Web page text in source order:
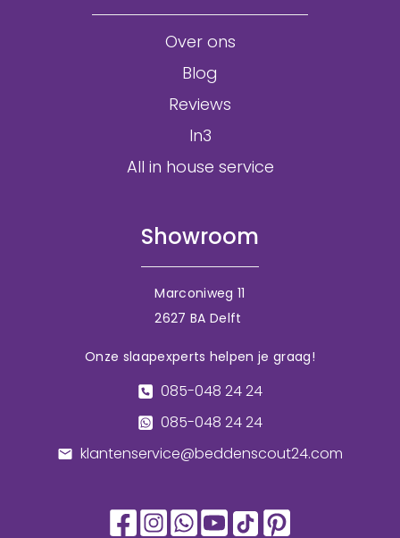
Over ons
Blog
Reviews
In3
All in house service
Showroom
Marconiweg 11
2627 BA Delft
Onze slaapexperts helpen je graag!
085-048 24 24
085-048 24 24
klantenservice@beddenscout24.com